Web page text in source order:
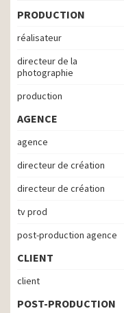
PRODUCTION
réalisateur
directeur de la
photographie
production
AGENCE
agence
directeur de création
directeur de création
tv prod
post-production agence
CLIENT
client
POST-PRODUCTION